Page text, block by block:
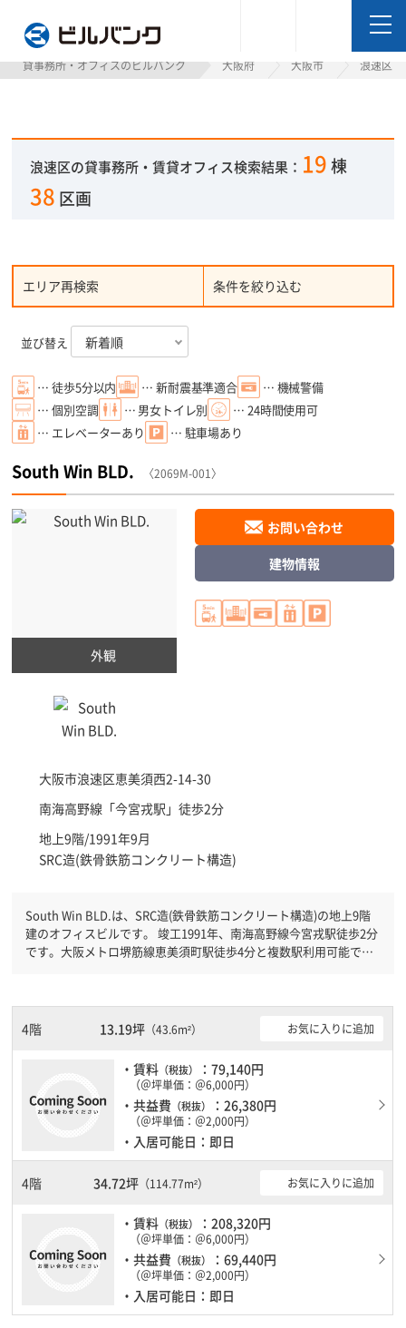
貸事務所・オフィスのビルバンク 大阪府 大阪市 浪速区
浪速区の貸事務所・賃貸オフィス検索結果： 19棟
38 区画
エリア再検索 条件を絞り込む
並び替え
… 徒歩5分以内 … 新耐震基準適合
… 機械警備
… 個別空調
… 男女トイレ別
… 24時間使用可
… エレベーターあり
… 駐車場あり
South Win BLD. 〈2069M-001〉
外観
大阪市浪速区恵美須西2-14-30
南海高野線「今宮戎駅 」徒歩2分
地上9階/1991年9月
SRC造(鉄骨鉄筋コンクリート構造)
お問い合わせ
建物情報
South Win BLD.は、SRC造(鉄骨鉄筋コンクリート構造)の地上9階
建のオフィスビルです。 竣工1991年、南海高野線今宮戎駅徒歩2分
です。大阪メトロ堺筋線恵美須町駅徒歩4分と複数駅利用可能で
しています。駐車場もありますので、車を利用されるお客様には使
いやすいです。
4階 13.19坪 （43.6m²） お気に入りに追加
・賃料 （税抜） ：79,140円
（＠坪単価：＠6,000円）
・共益費 （税抜） ：26,380円
（＠坪単価：＠2,000円）
・入居可能日：即日
4階 34.72坪 （114.77m²） お気に入りに追加
・賃料 （税抜） ：208,320円
（＠坪単価：＠6,000円）
・共益費 （税抜） ：69,440円
（＠坪単価：＠2,000円）
・入居可能日：即日